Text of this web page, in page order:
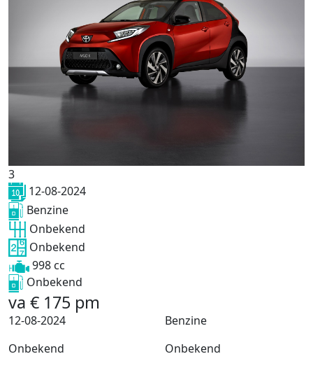
3
12-08-2024
Benzine
Onbekend
Onbekend
998 cc
Onbekend
va € 175 pm
12-08-2024
Benzine
Onbekend
Onbekend